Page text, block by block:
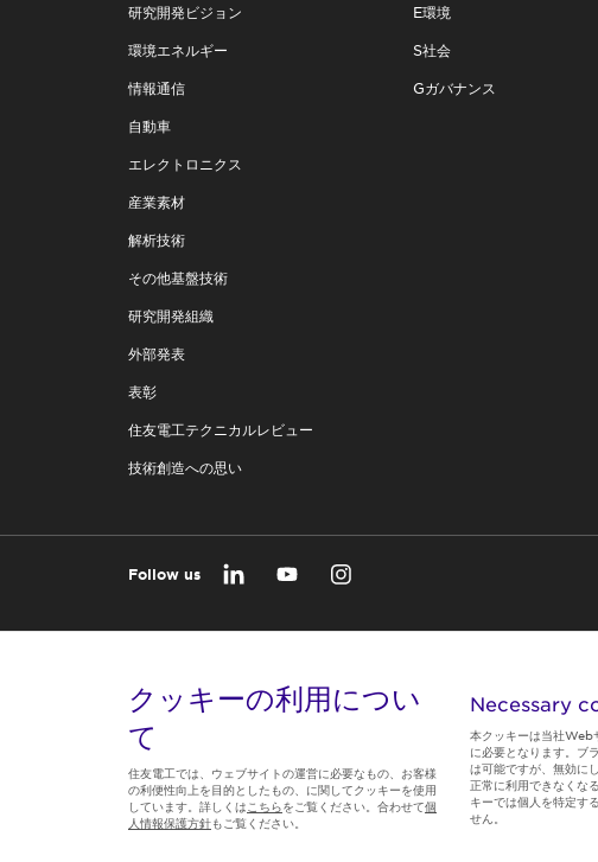
研究開発ビジョン
環境エネルギー
情報通信
自動車
エレクトロニクス
産業素材
解析技術
その他基盤技術
研究開発組織
外部発表
表彰
住友電工テクニカルレビュー
技術創造への思い
E環境
S社会
Gガバナンス
Follow us
クッキーの利用につい
て
住友電工では、ウェブサイトの運営に必要なもの、お客様
の利便性向上を目的としたもの、に関してクッキーを使用
しています。詳しくは こちらをご覧ください。合わせて個
人情報保護方針もご覧ください。
Necessary
本クッキーは当社Web
に必要となります。ブ
は可能ですが、無効に
正常に利用できなくな
キーでは個人を特定す
せん。